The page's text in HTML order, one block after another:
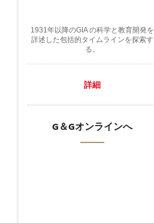
1931年以降のGIA の科学と教育開発を
詳述した包括的タイムラインを探索す
る。
詳細
G＆Gオンラインへ